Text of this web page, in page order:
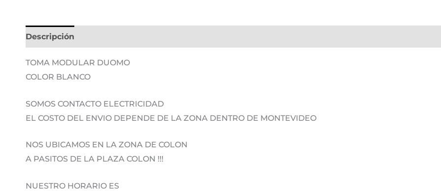
Descripción
TOMA MODULAR DUOMO
COLOR BLANCO
SOMOS CONTACTO ELECTRICIDAD
EL COSTO DEL ENVIO DEPENDE DE LA ZONA DENTRO DE MONTEVIDEO
NOS UBICAMOS EN LA ZONA DE COLON
A PASITOS DE LA PLAZA COLON !!!
NUESTRO HORARIO ES